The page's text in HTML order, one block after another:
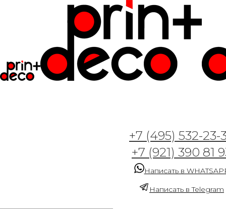
+7 (495) 532-23-
+7 (921) 390 81
Написать в
Написать в Telegram
Авторские рисунки и иллюстрации